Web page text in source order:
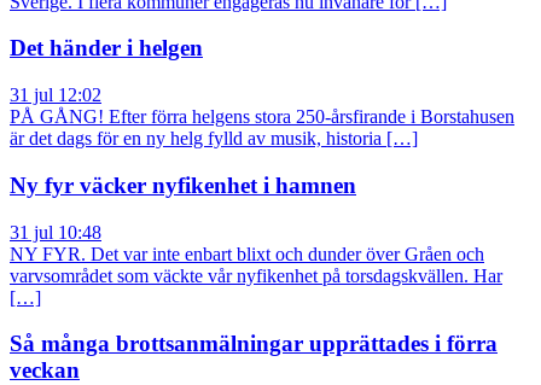
Det händer i helgen
31 jul 12:02
PÅ GÅNG! Efter förra helgens stora 250-årsfirande i Borstahusen
är det dags för en ny helg fylld av musik, historia […]
Ny fyr väcker nyfikenhet i hamnen
31 jul 10:48
NY FYR. Det var inte enbart blixt och dunder över Gråen och
varvsområdet som väckte vår nyfikenhet på torsdagskvällen. Har
[…]
Så många brottsanmälningar upprättades i förra
veckan